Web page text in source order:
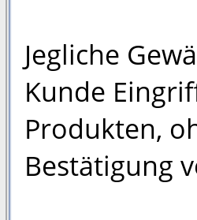
Jegliche
Kunde
Produkten,
Bestätigung